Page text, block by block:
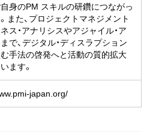
身のPM スキルの研鑽につながっ
また、プロジェクトマネジメント
ス・アナリシスやアジャイル・ア
で、デジタル・ディスラプション
手法の啓発へと活動の質的拡大
ます。
japan.org/